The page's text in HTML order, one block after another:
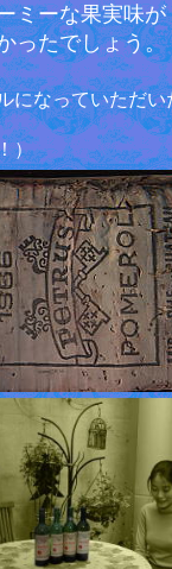
ミーな果実味が
ったでしょう。
になっていただ
）